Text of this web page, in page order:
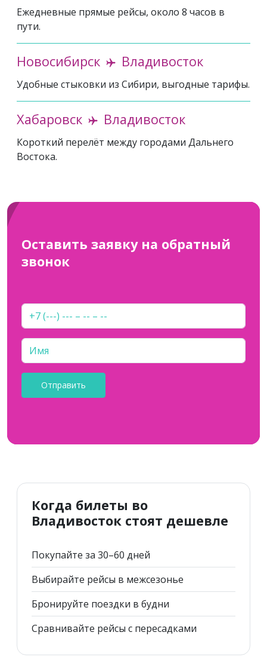
Ежедневные прямые рейсы, около 8 часов в
пути.
Новосибирск Владивосток
Удобные стыковки из Сибири, выгодные тарифы.
Хабаровск Владивосток
Короткий перелёт между городами Дальнего
Востока.
Оставить заявку на обратный
звонок
Когда билеты во
Владивосток стоят дешевле
Покупайте за 30–60 дней
Выбирайте рейсы в межсезонье
Бронируйте поездки в будни
Сравнивайте рейсы с пересадками